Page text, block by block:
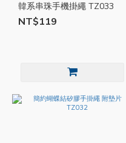
韓系串珠手機掛繩 TZ033
NT$119